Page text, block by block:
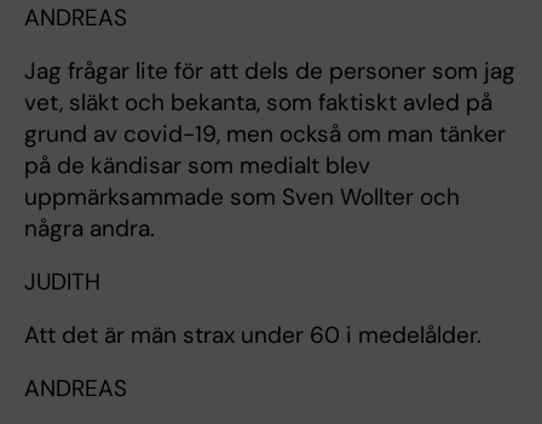
ANDREAS
Jag frågar lite för att dels de personer som jag
vet, släkt och bekanta, som faktiskt avled på
grund av covid-19, men också om man tänker
på de kändisar som medialt blev
uppmärksammade som Sven Wollter och
några andra.
JUDITH
Att det är män strax under 60 i medelålder.
ANDREAS